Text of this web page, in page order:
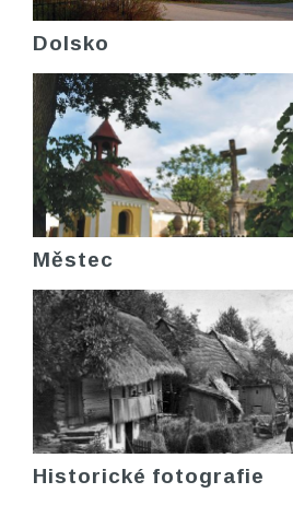
Dolsko
Městec
Historické fotografie